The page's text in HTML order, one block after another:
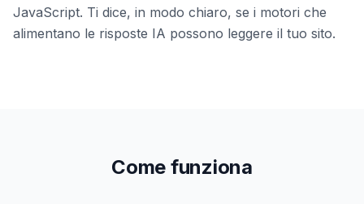
JavaScript. Ti dice, in modo chiaro, se i motori che
alimentano le risposte IA possono leggere il tuo sito.
Come funziona